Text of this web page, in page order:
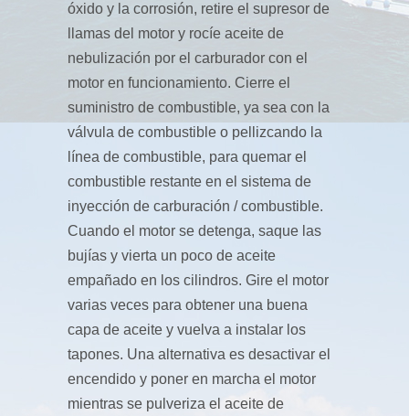
óxido y la corrosión, retire el supresor de
llamas del motor y rocíe aceite de
nebulización por el carburador con el
motor en funcionamiento. Cierre el
suministro de combustible, ya sea con la
válvula de combustible o pellizcando la
línea de combustible, para quemar el
combustible restante en el sistema de
inyección de carburación / combustible.
Cuando el motor se detenga, saque las
bujías y vierta un poco de aceite
empañado en los cilindros. Gire el motor
varias veces para obtener una buena
capa de aceite y vuelva a instalar los
tapones. Una alternativa es desactivar el
encendido y poner en marcha el motor
mientras se pulveriza el aceite de